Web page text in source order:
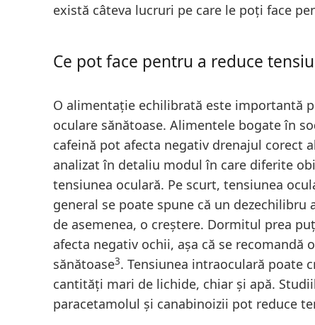
există câteva lucruri pe care le poți face
Ce pot face pentru a reduce
O alimentație echilibrată este importantă
oculare sănătoase. Alimentele bogate în
cafeină pot afecta negativ drenajul corect
analizat în detaliu modul în care diferite
tensiunea oculară. Pe scurt, tensiunea
general se poate spune că un
de asemenea, o creștere. Dormitul prea
afecta negativ ochii, așa că se recomandă
sănătoase3. Tensiunea intraoculară poate
cantități mari de lichide, chiar și apă.
paracetamolul și canabinoizii pot reduce